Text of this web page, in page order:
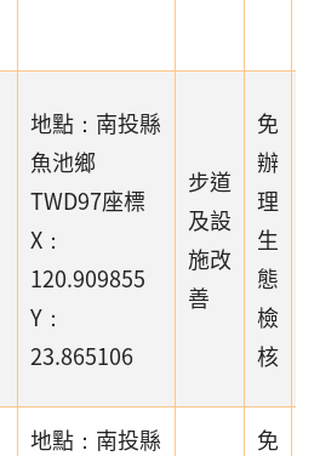
地點：南投縣
魚池鄉
TWD97座標
X：
120.909855
Y：
23.865106
步道
及設
施改
善
免
辦
理
生
態
檢
核
地點：南投縣
免